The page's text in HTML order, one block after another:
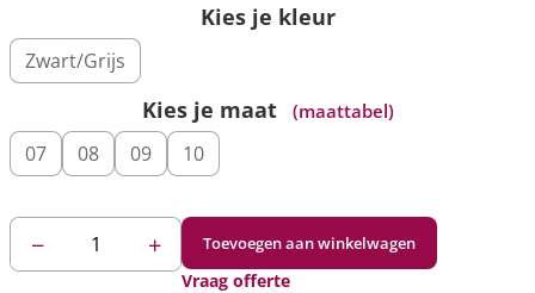
Kies je kleur
Zwart/Grijs
Kies je maat (maattabel)
07 08 09 10
− + Toevoegen aan winkelwagen
Vraag offerte